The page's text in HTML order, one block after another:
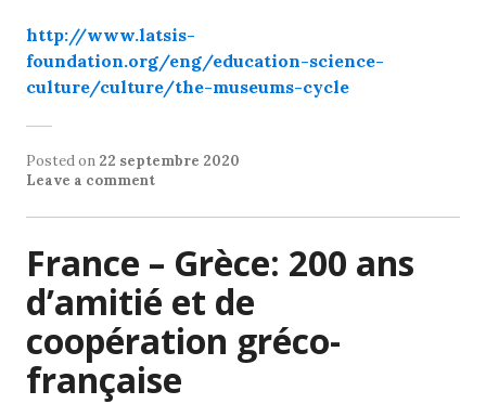
http://www.latsis-
foundation.org/eng/education-science-
culture/culture/the-museums-cycle
Posted on 22 septembre 2020
Leave a comment
France – Grèce: 200 ans
d’amitié et de
coopération gréco-
française